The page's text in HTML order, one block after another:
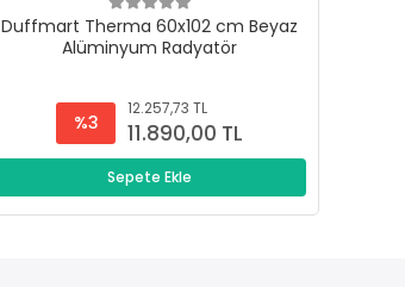
Duffmart Therma 60x102 cm Beyaz
Alüminyum Radyatör
%3
12.257,73 TL
11.890,00 TL
Sepete Ekle